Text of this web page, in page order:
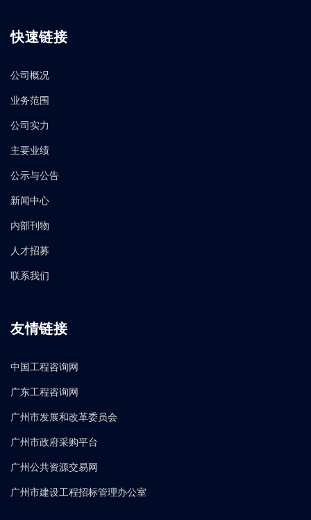
快速链接
公司概况
业务范围
公司实力
主要业绩
公示与公告
新闻中心
内部刊物
人才招募
联系我们
友情链接
中国工程咨询网
广东工程咨询网
广州市发展和改革委员会
广州市政府采购平台
广州公共资源交易网
广州市建设工程招标管理办公室